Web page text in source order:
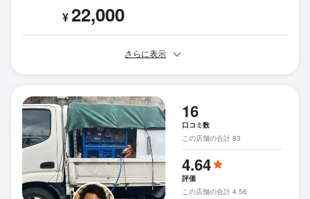
¥22,000
さらに表示
16
口コミ数
この店舗の合計 83
4.64
評価
この店舗の合計 4.56